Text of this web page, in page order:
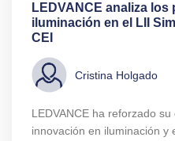
LEDVANCE analiza
iluminación en el LII
CEI
Cristina Holgado
LEDVANCE ha reforzado
innovación en iluminación y